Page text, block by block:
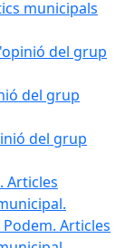
municipals
del grup
del grup
del grup
Articles
Articles